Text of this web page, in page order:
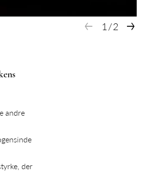
1 /2
← →
andre
der